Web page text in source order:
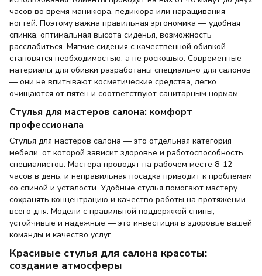
часов во время маникюра, педикюра или наращивания
ногтей. Поэтому важна правильная эргономика — удобная
спинка, оптимальная высота сиденья, возможность
расслабиться. Мягкие сидения с качественной обивкой
становятся необходимостью, а не роскошью. Современные
материалы для обивки разработаны специально для салонов
— они не впитывают косметические средства, легко
очищаются от пятен и соответствуют санитарным нормам.
Стулья для мастеров салона: комфорт
профессионала
Стулья для мастеров салона — это отдельная категория
мебели, от которой зависит здоровье и работоспособность
специалистов. Мастера проводят на рабочем месте 8-12
часов в день, и неправильная посадка приводит к проблемам
со спиной и усталости. Удобные стулья помогают мастеру
сохранять концентрацию и качество работы на протяжении
всего дня. Модели с правильной поддержкой спины,
устойчивые и надежные — это инвестиция в здоровье вашей
команды и качество услуг.
Красивые стулья для салона красоты:
создание атмосферы